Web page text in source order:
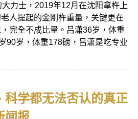
力士，2019年12月在沈阳拿杵上
人提起的金刚杵重量，关键更在
完全不成比量。吕潇36岁，体重
90岁，体重178磅，吕潇是吃专业
科学都无法否认的真正